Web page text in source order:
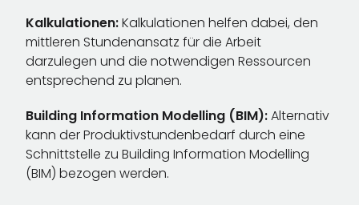
Kalkulationen:Kalkulationen helfen dabei, den
mittleren Stundenansatz für die Arbeit
darzulegen und die notwendigen Ressourcen
entsprechend zu planen.
Building Information Modelling (BIM):Alternativ
kann der Produktivstundenbedarf durch eine
Schnittstelle zu Building Information Modelling
(BIM) bezogen werden.